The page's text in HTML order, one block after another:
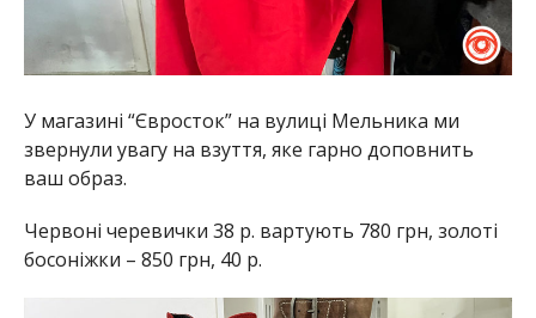
У магазині “Євросток” на вулиці Мельника ми
звернули увагу на взуття, яке гарно доповнить
ваш образ.
Червоні черевички 38 р. вартують 780 грн, золоті
босоніжки – 850 грн, 40 р.